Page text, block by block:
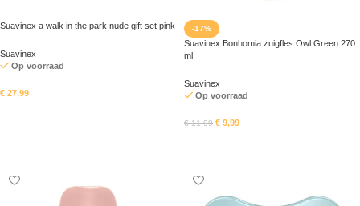
Suavinex a walk in the park nude gift set pink
Suavinex
Op voorraad
€ 27,99
-17%
Suavinex Bonhomia zuigfles Owl Green 270
ml
Suavinex
Op voorraad
€11,99 € 9,99